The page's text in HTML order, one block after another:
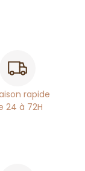
rapide
24 à 72H